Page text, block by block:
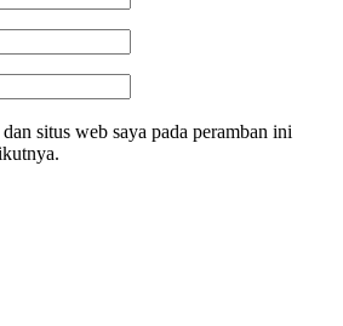
situs web saya pada peramban ini